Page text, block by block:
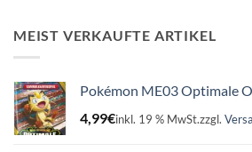
16,99€15,75€.
MEIST VERKAUFTE ARTIKEL
Pokémon ME03 Optimale
4,99€inkl. 19 % MwSt.zzgl.